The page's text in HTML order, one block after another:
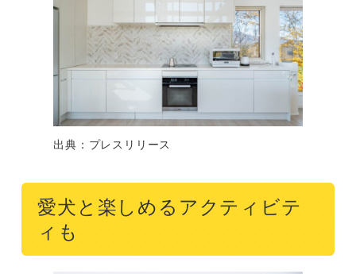
出典：プレスリリース
愛犬と楽しめるアクティビテ
ィも